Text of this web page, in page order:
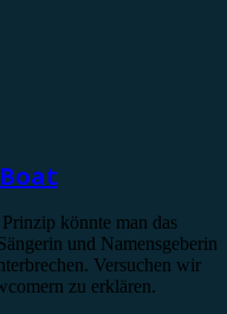
könnte man das
und Namensgeberin
Versuchen wir
zu erklären.